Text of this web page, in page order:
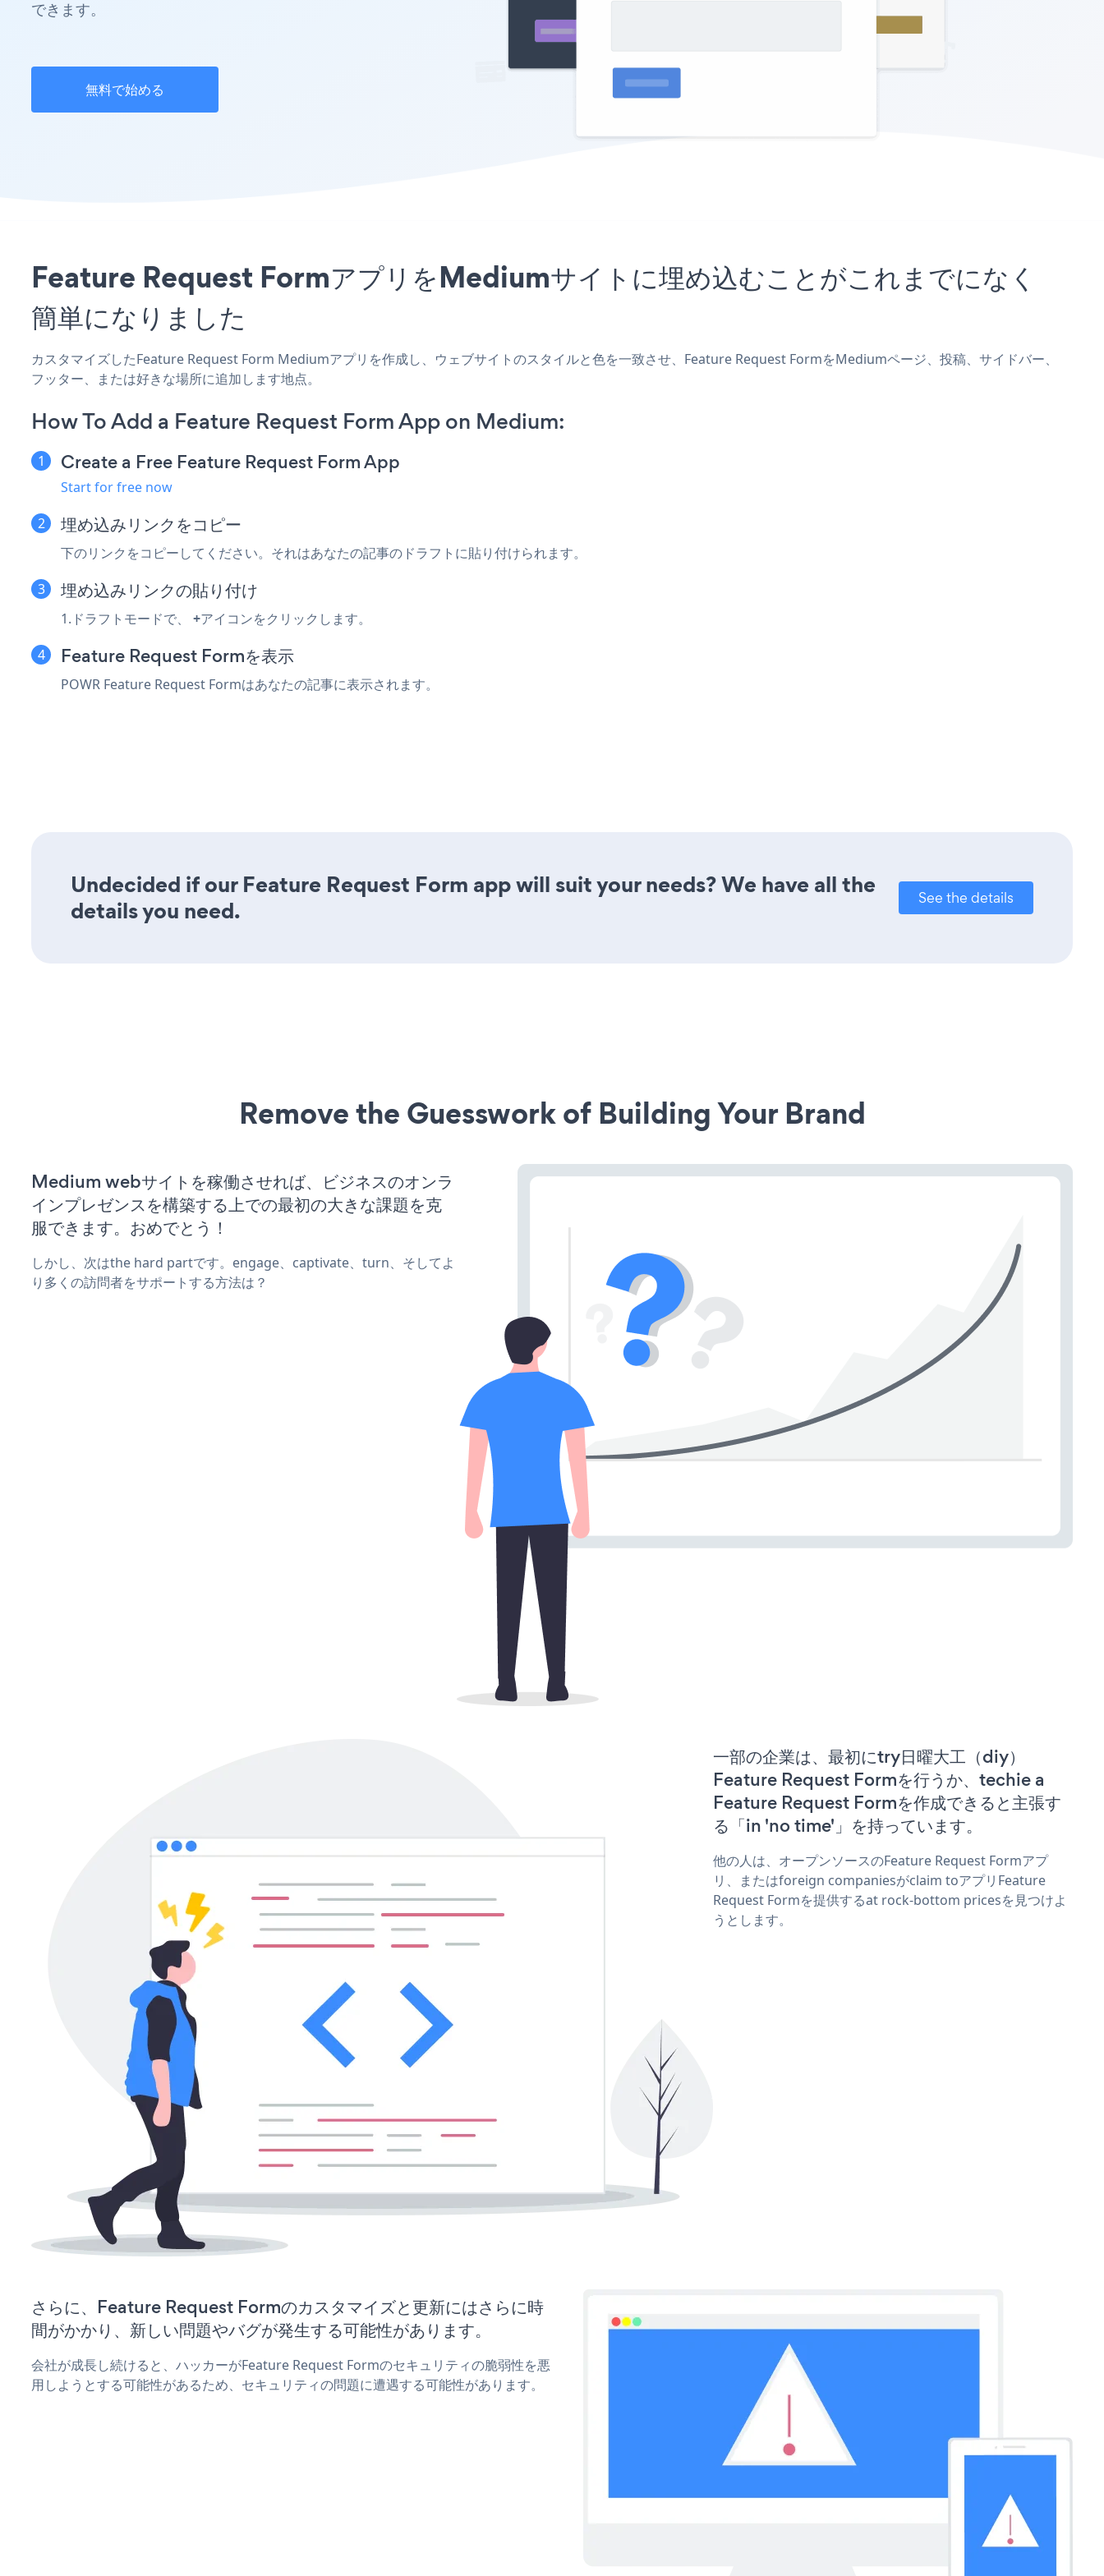
できます。
無料で始める
Feature Request FormアプリをMediumサイトに埋め込むことがこれまでになく
簡単になりました
カスタマイズしたFeature Request Form Mediumアプリを作成し、ウェブサイトのスタイルと色を一致させ、Feature Request FormをMediumページ、投稿、サイドバー、
フッター、または好きな場所に追加します地点。
How To Add a Feature Request Form App on Medium:
Create a Free Feature Request Form App
Start for free now
埋め込みリンクをコピー
下のリンクをコピーしてください。それはあなたの記事のドラフトに貼り付けられます。
埋め込みリンクの貼り付け
1.ドラフトモードで、 +アイコンをクリックします。
Feature Request Formを表示
POWR Feature Request Formはあなたの記事に表示されます。
Undecided if our Feature Request Form app will suit your needs? We have all the
details you need.
See the details
Remove the Guesswork of Building Your Brand
Medium webサイトを稼働させれば、ビジネスのオンラ
インプレゼンスを構築する上での最初の大きな課題を克
服できます。おめでとう！
しかし、次はthe hard partです。engage、captivate、turn、そしてよ
り多くの訪問者をサポートする方法は？
一部の企業は、最初にtry日曜大工（diy）
Feature Request Formを行うか、techie a
Feature Request Formを作成できると主張す
る「in 'no time'」を持っています。
他の人は、オープンソースのFeature Request Formアプ
リ、またはforeign companiesがclaim toアプリFeature
Request Formを提供するat rock-bottom pricesを見つけよ
うとします。
さらに、Feature Request Formのカスタマイズと更新にはさらに時
間がかかり、新しい問題やバグが発生する可能性があります。
会社が成長し続けると、ハッカーがFeature Request Formのセキュリティの脆弱性を悪
用しようとする可能性があるため、セキュリティの問題に遭遇する可能性があります。